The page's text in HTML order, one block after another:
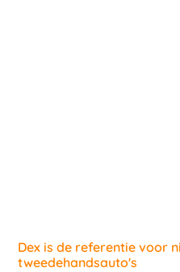
Dex is de referentie voor
tweedehandsauto's